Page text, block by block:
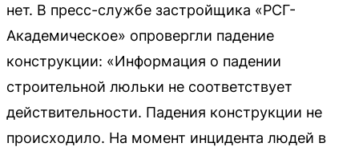
нет. В пресс-службе застройщика «РСГ-
Академическое» опровергли падение
конструкции: «Информация о падении
строительной люльки не соответствует
действительности. Падения конструкции не
происходило. На момент инцидента людей в